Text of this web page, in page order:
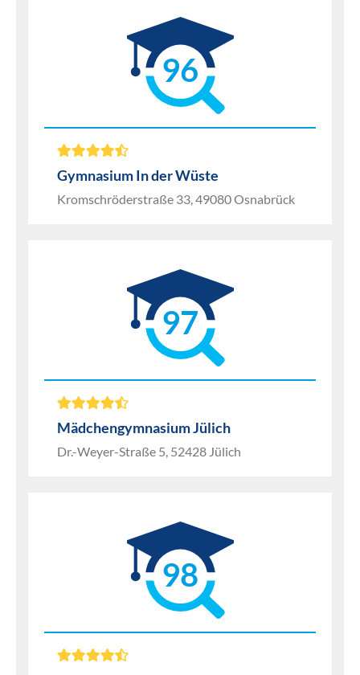
96
Gymnasium In der Wüste
Kromschröderstraße 33, 49080 Osnabrück
97
Mädchengymnasium Jülich
Dr.-Weyer-Straße 5, 52428 Jülich
98